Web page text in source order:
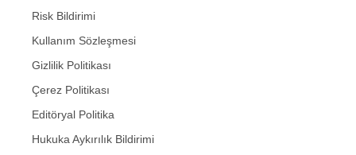
Risk Bildirimi
Kullanım Sözleşmesi
Gizlilik Politikası
Çerez Politikası
Editöryal Politika
Hukuka Aykırılık Bildirimi